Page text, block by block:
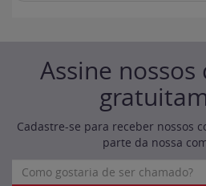
Assine
Cadastre-se para receber nossos
parte da nossa